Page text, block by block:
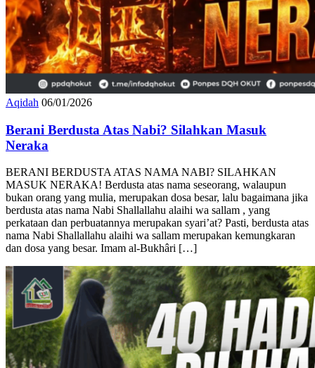
Aqidah 06/01/2026
Berani Berdusta Atas Nabi? Silahkan Masuk
BERANI BERDUSTA ATAS NAMA NABI? SILAHKAN
bukan orang yang mulia, merupakan dosa besar, lalu bagaimana jika
berdusta atas nama Nabi Shallallahu alaihi wa sallam , yang
perkataan dan perbuatannya merupakan syari’at? Pasti, berdusta atas
nama Nabi Shallallahu alaihi wa sallam merupakan kemungkaran
dan dosa yang besar. Imam al-Bukhâri […]